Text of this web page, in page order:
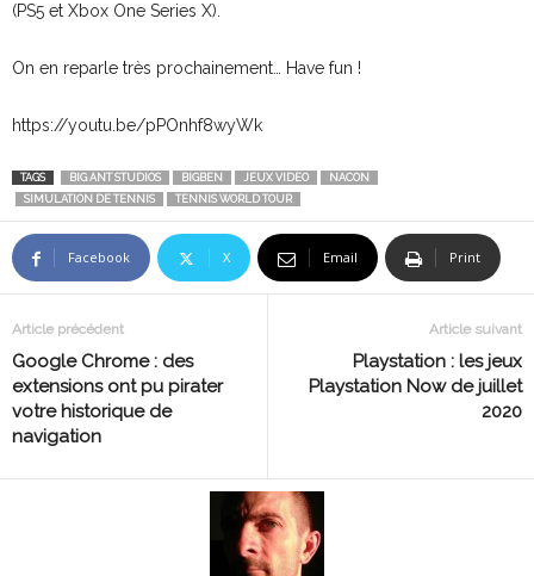
(PS5 et Xbox One Series X).
On en reparle très prochainement… Have fun !
https://youtu.be/pPOnhf8wyWk
TAGS BIG ANT STUDIOS BIGBEN JEUX VIDEO
NACON
SIMULATION DE TENNIS
TENNIS WORLD TOUR
Facebook X Email Print
Article précédent
Google Chrome : des
extensions ont pu pirater
votre historique de
navigation
Article suivant
Playstation : les jeux
Playstation Now de juillet
2020